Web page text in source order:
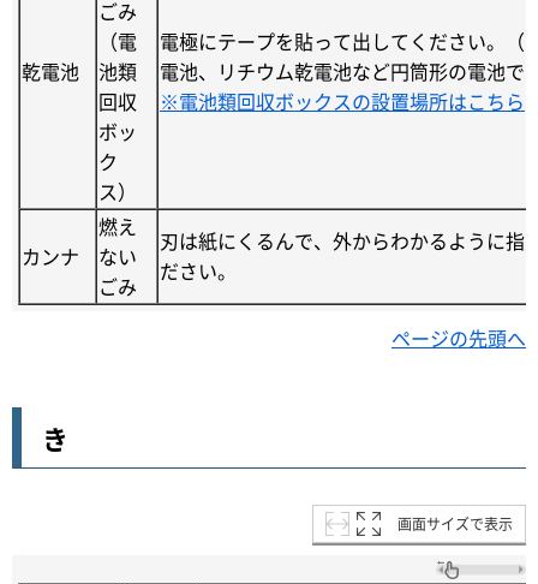
乾電池
ごみ
（電
池類
回収
ボッ
ク
ス）
電極にテープを貼って出してください。（
電池、リチウム乾電池など円筒形の電池で
※電池類回収ボックスの設置場所はこちら
カンナ
燃え
ない
ごみ
刃は紙にくるんで、外からわかるように指
ださい。
ページの先頭へ
き
画面サイズで表示